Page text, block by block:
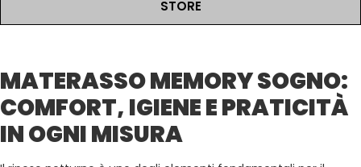
STORE
MATERASSO MEMORY SOGNO:
COMFORT, IGIENE E PRATICITÀ
IN OGNI MISURA